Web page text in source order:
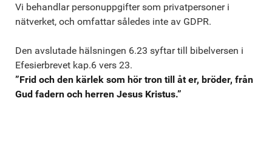
Vi behandlar personuppgifter som privatpersoner i
nätverket, och omfattar således inte av GDPR.
Den avslutade hälsningen 6.23 syftar till bibelversen i
Efesierbrevet kap.6 vers 23.
”Frid och den kärlek som hör tron till åt er, bröder, från
Gud fadern och herren Jesus Kristus.”